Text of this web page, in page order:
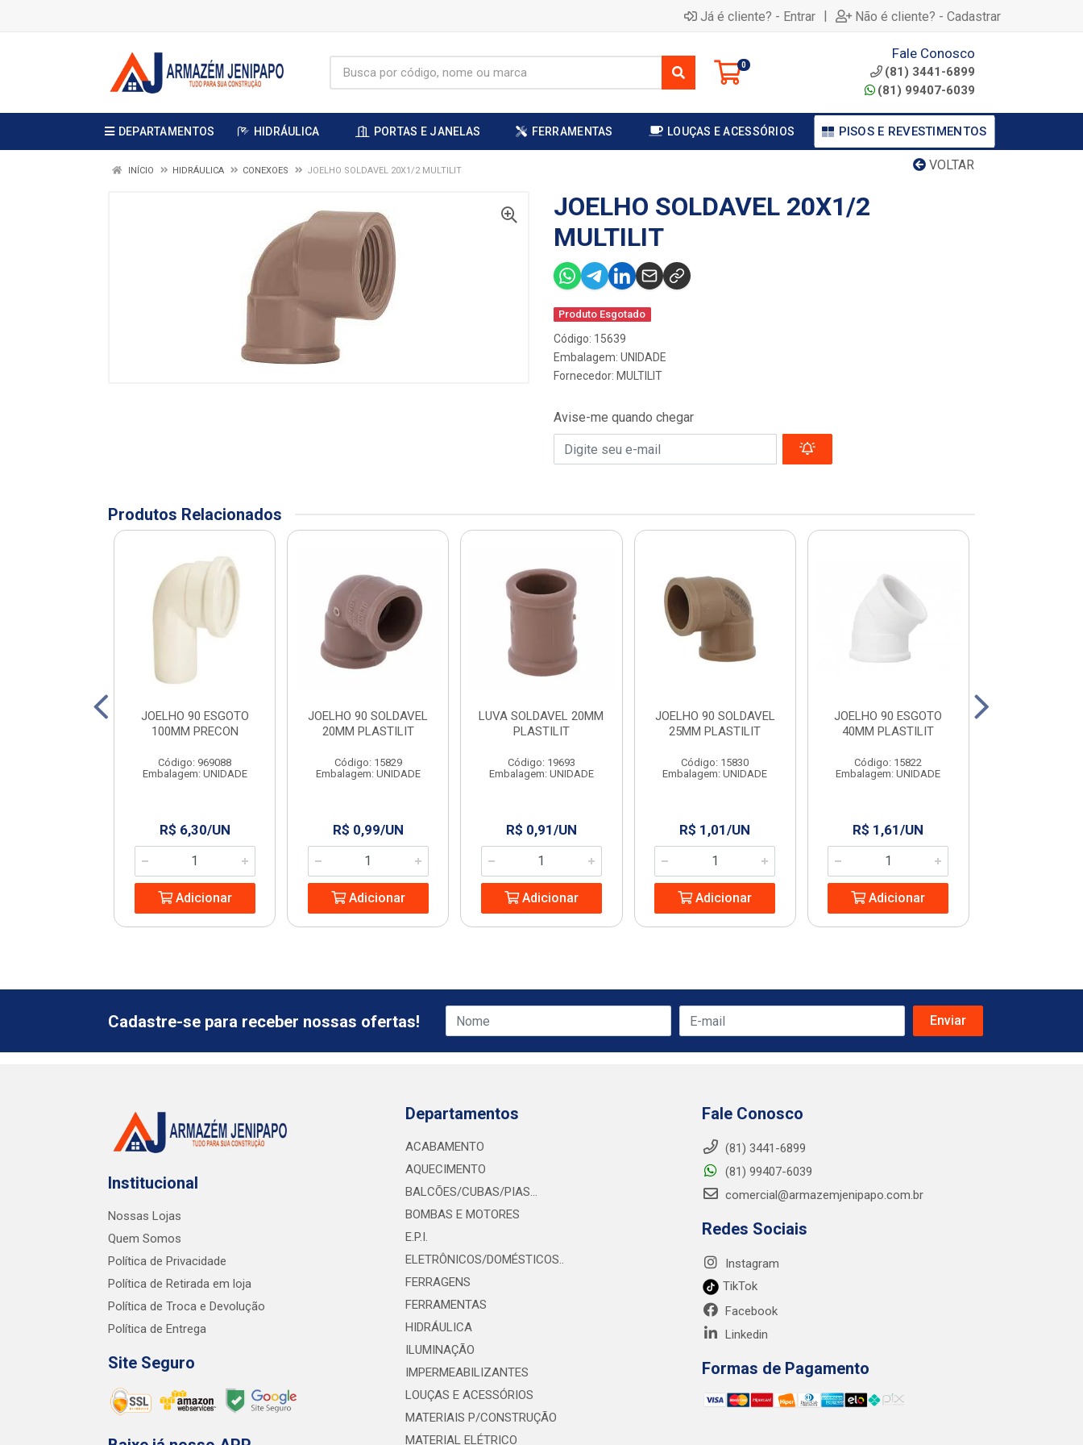
Já é cliente? - Entrar | Não é cliente? - Cadastrar
0
Fale Conosco
(81) 3441-6899
(81) 99407-6039
DEPARTAMENTOS HIDRÁULICA PORTAS E JANELAS FERRAMENTAS LOUÇAS E ACESSÓRIOS PISOS E REVESTIMENTOS
VOLTAR
INÍCIO HIDRÁULICA CONEXOES JOELHO SOLDAVEL 20X1/2 MULTILIT
JOELHO SOLDAVEL 20X1/2
MULTILIT
Produto Esgotado
Código: 15639
Embalagem: UNIDADE
Fornecedor: MULTILIT
Avise-me quando chegar
Produtos Relacionados
JOELHO 90 ESGOTO
100MM PRECON
Código: 969088
Embalagem: UNIDADE
R$ 6,30/UN
Adicionar
JOELHO 90 SOLDAVEL
20MM PLASTILIT
Código: 15829
Embalagem: UNIDADE
R$ 0,99/UN
Adicionar
LUVA SOLDAVEL 20MM
PLASTILIT
Código: 19693
Embalagem: UNIDADE
R$ 0,91/UN
Adicionar
JOELHO 90 SOLDAVEL
25MM PLASTILIT
Código: 15830
Embalagem: UNIDADE
R$ 1,01/UN
Adicionar
JOELHO 90 ESGOTO
40MM PLASTILIT
Código: 15822
Embalagem: UNIDADE
R$ 1,61/UN
Adicionar
Cadastre-se para receber nossas ofertas!
Institucional
Nossas Lojas
Quem Somos
Política de Privacidade
Política de Retirada em loja
Política de Troca e Devolução
Política de Entrega
Site Seguro
Departamentos
ACABAMENTO
AQUECIMENTO
BALCÕES/CUBAS/PIAS...
BOMBAS E MOTORES
E.P.I.
ELETRÔNICOS/DOMÉSTICOS..
FERRAGENS
FERRAMENTAS
HIDRÁULICA
ILUMINAÇÃO
IMPERMEABILIZANTES
LOUÇAS E ACESSÓRIOS
MATERIAIS P/CONSTRUÇÃO
MATERIAL ELÉTRICO
Fale Conosco
(81) 3441-6899
(81) 99407-6039
comercial@armazemjenipapo.com.br
Redes Sociais
Instagram
TikTok
Facebook
Linkedin
Formas de Pagamento